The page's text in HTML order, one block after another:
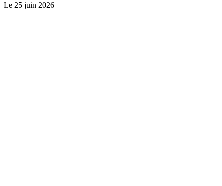
Le 25 juin 2026